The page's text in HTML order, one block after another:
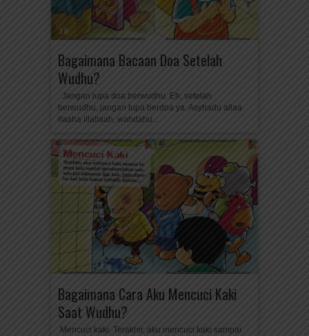
Bagaimana Bacaan Doa Setelah
Wudhu?
Jangan lupa doa berwudhu. Eh, setelah
berwudhu, jangan lupa berdoa ya. Asyhadu allaa
ilaaha illallaah, wahdahu...
Bagaimana Cara Aku Mencuci Kaki
Saat Wudhu?
Mencuci kaki. Terakhir, aku mencuci kaki sampai